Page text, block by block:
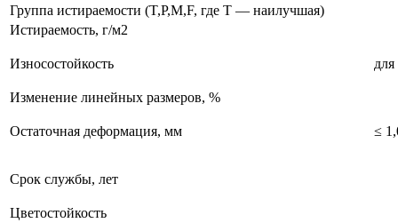
Группа истираемости (T,P,M,F, где T — наилучшая)
Истираемость, г/м2
Износостойкость
Изменение линейных размеров, %
Остаточная деформация, мм ≤
Срок службы, лет
Цветостойкость